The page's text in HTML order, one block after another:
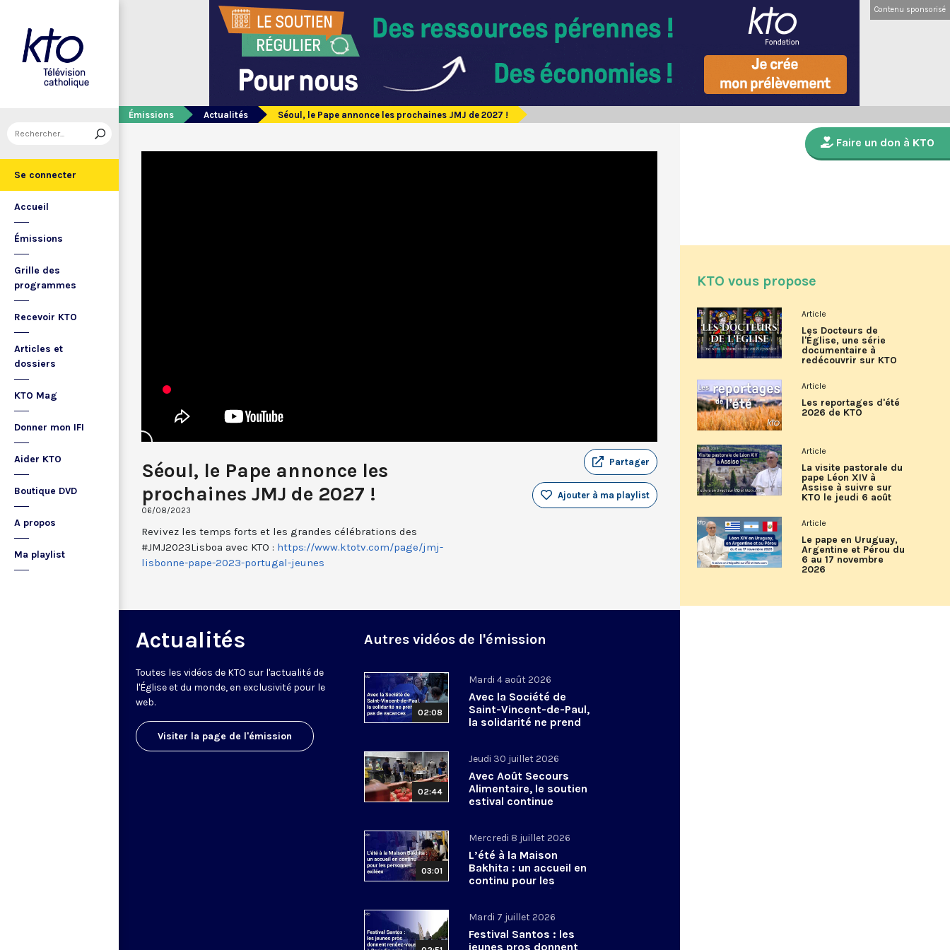
Se connecter
Accueil
Émissions
Grille des
programmes
Recevoir KTO
Articles et
dossiers
KTO Mag
Donner mon IFI
Aider KTO
Boutique DVD
A propos
Ma playlist
Contenu sponsorisé
Émissions Actualités Séoul, le Pape annonce les prochaines JMJ de 2027 !
Séoul, le Pape annonce les
prochaines JMJ de 2027 !
06/08/2023
Partager
Ajouter à ma playlist
Revivez les temps forts et les grandes célébrations des
#JMJ2023Lisboa avec KTO : https://www.ktotv.com/page/jmj-
lisbonne-pape-2023-portugal-jeunes
Actualités
Toutes les vidéos de KTO sur l'actualité de
l'Église et du monde, en exclusivité pour le
web.
Visiter la page de l'émission
Autres vidéos de l'émission
02:08
Mardi 4 août 2026
Avec la Société de
Saint-Vincent-de-Paul,
la solidarité ne prend
02:44
Jeudi 30 juillet 2026
Avec Août Secours
Alimentaire, le soutien
estival continue
03:01
Mercredi 8 juillet 2026
L’été à la Maison
Bakhita : un accueil en
continu pour les
personnes exilées
Mardi 7 juillet 2026
Festival Santos : les
jeunes pros donnent
Faire un don à KTO
KTO vous propose
Article
Les Docteurs de
l'Église, une série
documentaire à
redécouvrir sur KTO
Article
Les reportages d'été
2026 de KTO
Article
La visite pastorale du
pape Léon XIV à
Assise à suivre sur
KTO le jeudi 6 août
Article
Le pape en Uruguay,
Argentine et Pérou du
6 au 17 novembre
2026